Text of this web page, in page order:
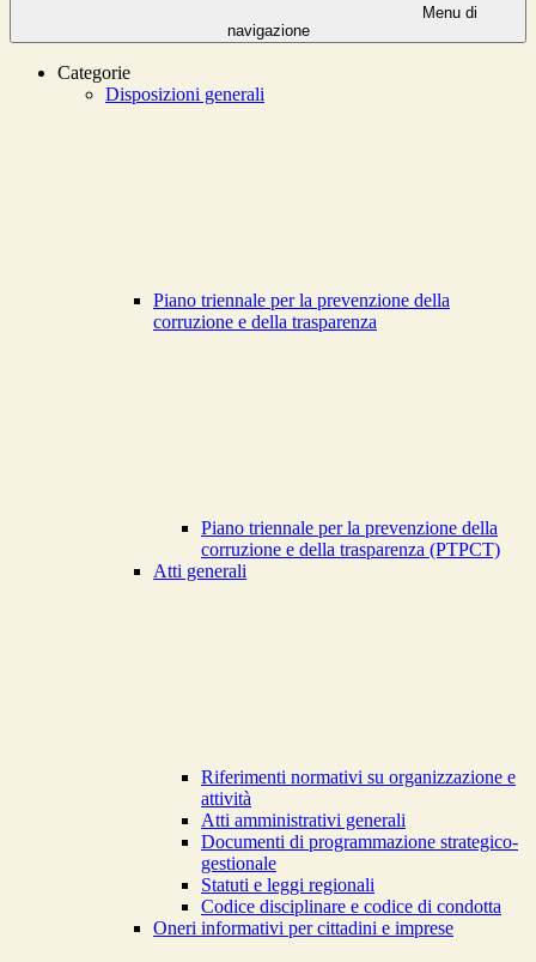
Menu di
navigazione
Categorie
Disposizioni generali
Piano triennale per la prevenzione della
corruzione e della trasparenza
Piano triennale per la prevenzione della
corruzione e della trasparenza (PTPCT)
Atti generali
Riferimenti normativi su organizzazione e
attività
Atti amministrativi generali
Documenti di programmazione strategico-
gestionale
Statuti e leggi regionali
Codice disciplinare e codice di condotta
Oneri informativi per cittadini e imprese